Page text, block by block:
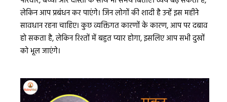
लेकिन आप प्रबंधन कर पाएंगे। जिन लोगों की शादी है उन्हें इस महीने
सावधान रहना चाहिए। कुछ व्यक्तिगत कारणों के कारण, आप पर दबाव
हो सकता है, लेकिन रिश्तों में बहुत प्यार होगा, इसलिए आप सभी दुखों
को भूल जाएंगे।